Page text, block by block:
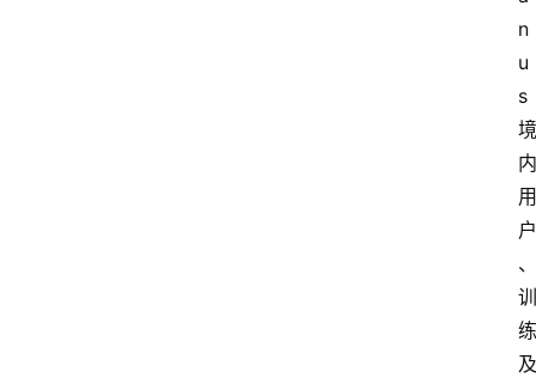
n
u
s
境
内
用
户
、
训
练
及